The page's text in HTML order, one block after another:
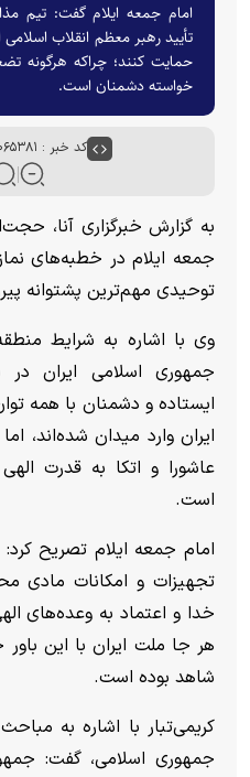
امام جمعه ایلام گفت: تیم
تأیید رهبر معظم انقلاب
حمایت کنند؛ چراکه هرگونه
خواسته دشمنان است.
کد خبر : ۱۰۶۵۳۸۱
به گزارش خبرگزاری آنا،
جمعه ایلام در خطبه‌های
توحیدی مهم‌ترین پشتوانه
وی با اشاره به شرایط
جمهوری اسلامی ایران در
ایستاده و دشمنان با همه
ایران وارد میدان شده‌اند،
عاشورا و اتکا به قدرت
است.
امام جمعه ایلام تصریح
تجهیزات و امکانات مادی
خدا و اعتماد به وعده‌های
هر جا ملت ایران با این
شاهد بوده است.
کریمی‌تبار با اشاره به
جمهوری اسلامی، گفت: